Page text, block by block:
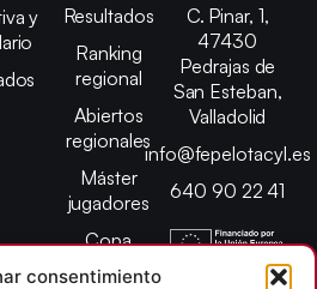
consentimiento
y
Resultados
Ranking
regional
Abiertos
regionales
Máster
jugadores
Copa
presidente
C. Pinar, 1,
47430
Pedrajas de
San Esteban,
Valladolid
info@fepelotacyl.es
640 90 22 41